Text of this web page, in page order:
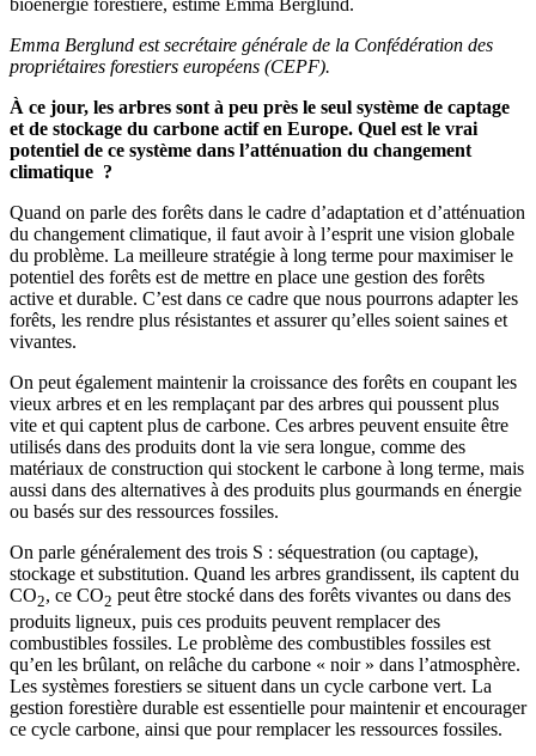
bioénergie forestière, estime Emma Berglund.
Emma Berglund est secrétaire générale de la Confédération des
propriétaires forestiers européens (CEPF).
À ce jour, les arbres sont à peu près le seul système de captage
et de stockage du carbone actif en Europe. Quel est le vrai
potentiel de ce système dans l’atténuation du changement
climatique ?
Quand on parle des forêts dans le cadre d’adaptation et d’atténuation
du changement climatique, il faut avoir à l’esprit une vision globale
du problème. La meilleure stratégie à long terme pour maximiser le
potentiel des forêts est de mettre en place une gestion des forêts
active et durable. C’est dans ce cadre que nous pourrons adapter les
forêts, les rendre plus résistantes et assurer qu’elles soient saines et
vivantes.
On peut également maintenir la croissance des forêts en coupant les
vieux arbres et en les remplaçant par des arbres qui poussent plus
vite et qui captent plus de carbone. Ces arbres peuvent ensuite être
utilisés dans des produits dont la vie sera longue, comme des
matériaux de construction qui stockent le carbone à long terme, mais
aussi dans des alternatives à des produits plus gourmands en énergie
ou basés sur des ressources fossiles.
On parle généralement des trois S : séquestration (ou captage),
stockage et substitution. Quand les arbres grandissent, ils captent du
CO2, ce CO2 peut être stocké dans des forêts vivantes ou dans des
produits ligneux, puis ces produits peuvent remplacer des
combustibles fossiles. Le problème des combustibles fossiles est
qu’en les brûlant, on relâche du carbone « noir » dans l’atmosphère.
Les systèmes forestiers se situent dans un cycle carbone vert. La
gestion forestière durable est essentielle pour maintenir et encourager
ce cycle carbone, ainsi que pour remplacer les ressources fossiles.